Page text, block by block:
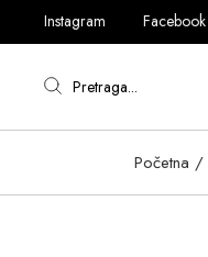
contentInstagram Facebook
Pretraga...
Početna